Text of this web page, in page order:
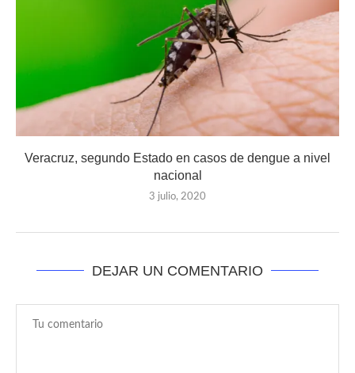
Veracruz, segundo Estado en casos de dengue a nivel
nacional
3 julio, 2020
DEJAR UN COMENTARIO